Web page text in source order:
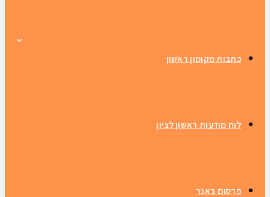
כתבות מקומון ראשון
לוח מודעות ראשון לציון
פרסום באנר